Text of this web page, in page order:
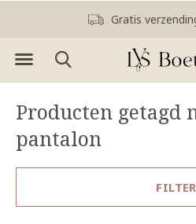
Gratis
Producten getagd
pantalon
FILTER